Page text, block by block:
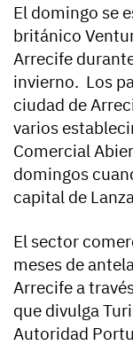
El domingo se
británico
Arrecife
invierno. Los
ciudad de
varios
Comercial
domingos
capital de
El sector
meses de
Arrecife a
que divulga
Autoridad